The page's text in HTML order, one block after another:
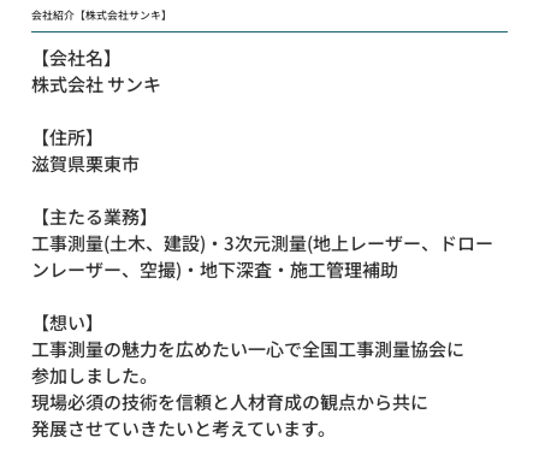
会社紹介【株式会社サンキ】
【会社名】
株式会社 サンキ
【住所】
滋賀県栗東市
【主たる業務】
工事測量(土木、建設)・3次元測量(地上レーザー、ドロー
ンレーザー、空撮)・地下深査・施工管理補助
【想い】
工事測量の魅力を広めたい一心で全国工事測量協会に
参加しました。
現場必須の技術を信頼と人材育成の観点から共に
発展させていきたいと考えています。